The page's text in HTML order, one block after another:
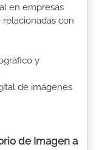
en empresas
con
y
de imágenes
de Imagen a